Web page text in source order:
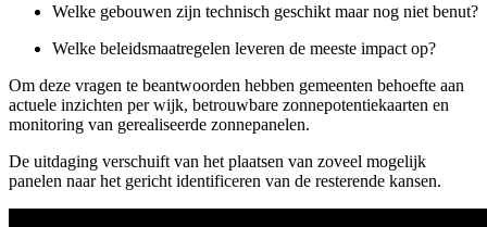
Welke gebouwen zijn technisch geschikt maar nog niet benut?
Welke beleidsmaatregelen leveren de meeste impact op?
Om deze vragen te beantwoorden hebben gemeenten behoefte aan
actuele inzichten per wijk, betrouwbare zonnepotentiekaarten en
monitoring van gerealiseerde zonnepanelen.
De uitdaging verschuift van het plaatsen van zoveel mogelijk
panelen naar het gericht identificeren van de resterende kansen.